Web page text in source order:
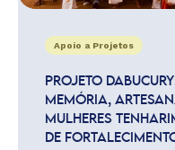
Apoio a Projetos
PROJETO
MEMÓRIA,
MULHERES
DE